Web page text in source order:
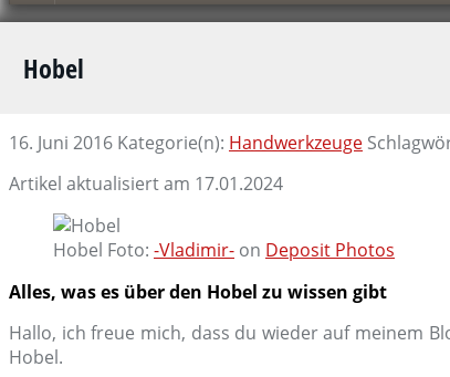
Hobel
16. Juni 2016 Kategorie(n): Handwerkzeuge
Artikel aktualisiert am 17.01.2024
Hobel Foto: -Vladimir- on Deposit Photos
Alles, was es über den Hobel zu wissen gibt
Hallo, ich freue mich, dass du wieder auf meinem
Hobel.